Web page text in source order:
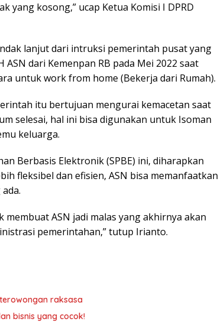
kosong,” ucap Ketua Komisi I DPRD
lanjut dari intruksi pemerintah pusat yang
dari Kemenpan RB pada Mei 2022 saat
untuk work from home (Bekerja dari Rumah).
itu bertujuan mengurai kemacetan saat
selesai, hal ini bisa digunakan untuk Isoman
keluarga.
Berbasis Elektronik (SPBE) ini, diharapkan
fleksibel dan efisien, ASN bisa memanfaatkan
membuat ASN jadi malas yang akhirnya akan
pemerintahan,” tutup Irianto.
raksasa
bisnis yang cocok!